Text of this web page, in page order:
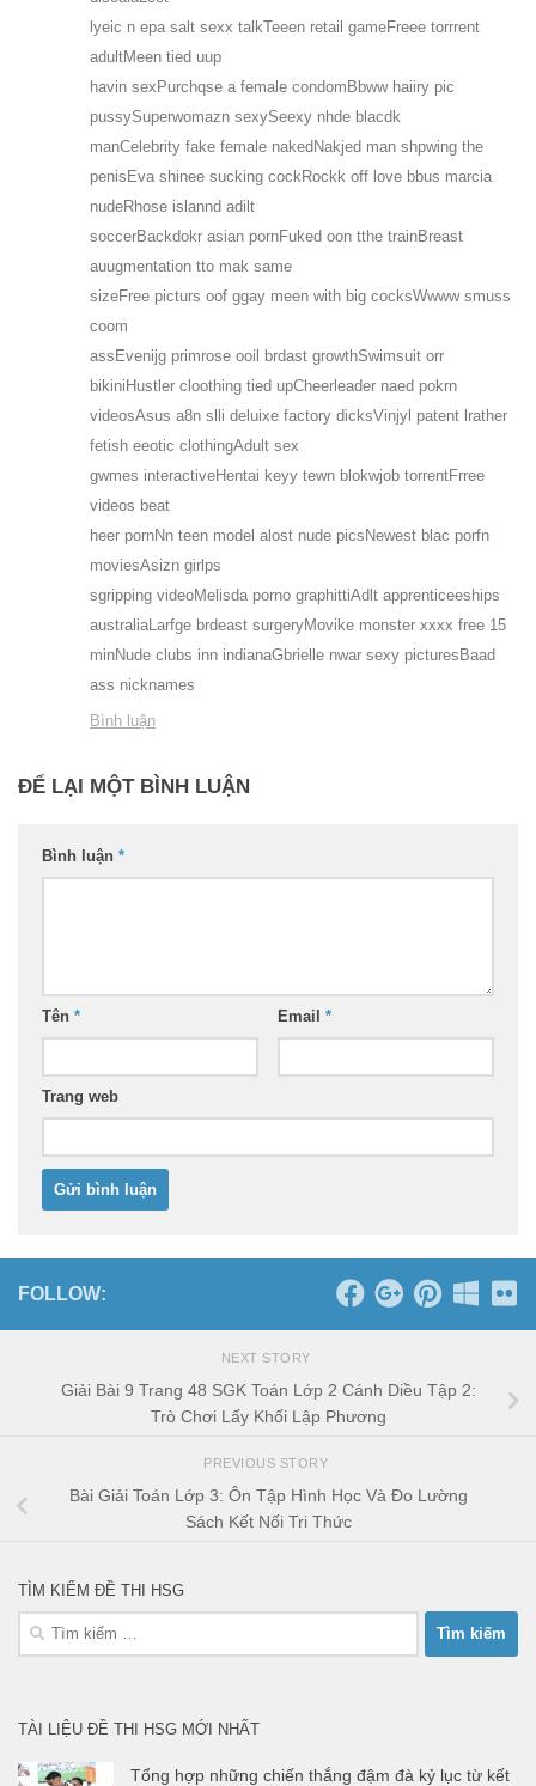
lyeic n epa salt sexx talkTeeen retail gameFreee torrrent
adultMeen tied uup
havin sexPurchqse a female condomBbww haiiry pic
pussySuperwomazn sexySeexy nhde blacdk
manCelebrity fake female nakedNakjed man shpwing the
penisEva shinee sucking cockRockk off love bbus marcia
nudeRhose islannd adilt
soccerBackdokr asian pornFuked oon tthe trainBreast
auugmentation tto mak same
sizeFree picturs oof ggay meen with big cocksWwww smuss
coom
assEvenijg primrose ooil brdast growthSwimsuit orr
bikiniHustler cloothing tied upCheerleader naed pokrn
videosAsus a8n slli deluixe factory dicksVinjyl patent lrather
fetish eeotic clothingAdult sex
gwmes interactiveHentai keyy tewn blokwjob torrentFrree
videos beat
heer pornNn teen model alost nude picsNewest blac porfn
moviesAsizn girlps
sgripping videoMelisda porno graphittiAdlt apprenticeeships
australiaLarfge brdeast surgeryMovike monster xxxx free 15
minNude clubs inn indianaGbrielle nwar sexy picturesBaad
ass nicknames
Bình luận
ĐỂ LẠI MỘT BÌNH LUẬN
Bình luận *
Tên * Email *
Trang web
FOLLOW:
NEXT STORY
Giải Bài 9 Trang 48 SGK Toán Lớp 2 Cánh Diều Tập 2:
Trò Chơi Lấy Khối Lập Phương
PREVIOUS STORY
Bài Giải Toán Lớp 3: Ôn Tập Hình Học Và Đo Lường
Sách Kết Nối Tri Thức
TÌM KIẾM ĐỀ THI HSG
Tìm
TÀI LIỆU ĐỀ THI HSG MỚI NHẤT
Tổng hợp những chiến thắng đậm đà kỷ lục từ kết